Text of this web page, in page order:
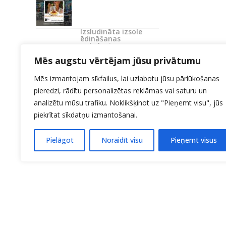
Mēs augstu vērtējam jūsu privātumu
Mēs izmantojam sīkfailus, lai uzlabotu jūsu pārlūkošanas
pieredzi, rādītu personalizētas reklāmas vai saturu un
analizētu mūsu trafiku. Noklikšķinot uz "Pieņemt visu", jūs
piekrītat sīkdatņu izmantošanai.
Pielāgot Noraidīt visu Pieņemt visus
Izsludināta izsole
ēdināšanas
pakalpojumu